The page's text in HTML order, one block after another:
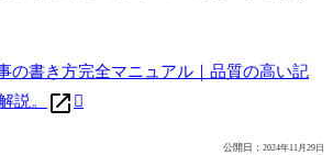
の書き方完全マニュアル｜品質の高い記
説。
公開日： 2024年11月29日